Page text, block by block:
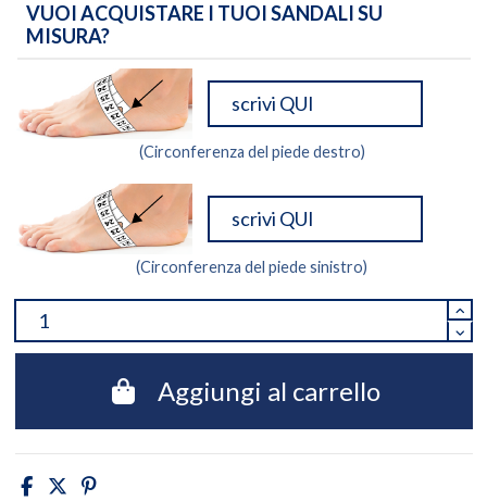
VUOI ACQUISTARE I TUOI SANDALI SU
MISURA?
(Circonferenza del piede destro)
(Circonferenza del piede sinistro)
Aggiungi al carrello